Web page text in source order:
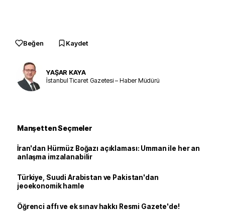
Beğen Kaydet
YAŞAR KAYA
İstanbul Ticaret Gazetesi – Haber Müdürü
Manşetten Seçmeler
İran'dan Hürmüz Boğazı açıklaması: Umman ile her an
anlaşma imzalanabilir
Türkiye, Suudi Arabistan ve Pakistan'dan
jeoekonomik hamle
Öğrenci affı ve ek sınav hakkı Resmi Gazete'de!